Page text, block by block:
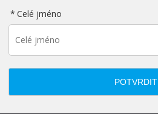
Celé jméno
POTVRDIT